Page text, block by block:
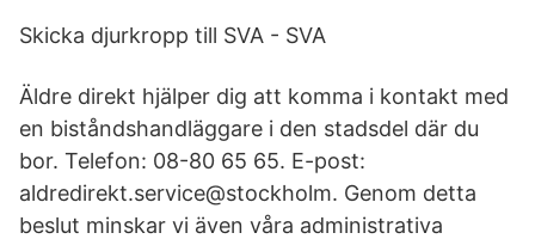
Skicka djurkropp till SVA - SVA
Äldre direkt hjälper dig att komma i kontakt med
en biståndshandläggare i den stadsdel där du
bor. Telefon: 08-80 65 65. E-post:
aldredirekt.service@stockholm. Genom detta
beslut minskar vi även våra administrativa